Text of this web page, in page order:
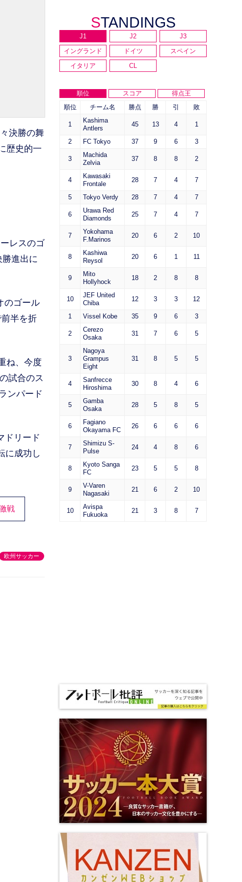
決勝の舞
歴史的一
レスのゴ
進出に
のゴール
半を折
ね、今度
試合のス
ンパード
ドリード
に成功し
戦
欧州サッカー
STANDINGS
J1 J2
J3
イングランド
ドイツ
スペイン
イタリア
CL
順位 スコア
得点王
順位
チーム名 勝点 勝 引 敗
1
Kashima
Antlers
45 13 4 1
2 FC Tokyo 37 9 6 3
3
Machida
Zelvia
37 8 8 2
4
Kawasaki
Frontale
28 7 4 7
5 Tokyo Verdy 28 7 4 7
6
Urawa Red
Diamonds
25 7 4 7
7
Yokohama
F.Marinos
20 6 2 10
8
Kashiwa
Reysol
20 6 1 11
9
Mito
Hollyhock
18 2 8 8
10
JEF United
Chiba
12 3 3 12
1 Vissel Kobe 35 9 6 3
2
Cerezo
Osaka
31 7 6 5
3
Nagoya
Grampus
Eight
31 8 5 5
4
Sanfrecce
Hiroshima
30 8 4 6
5
Gamba
Osaka
28 5 8 5
6
Fagiano
Okayama FC
26 6 6 6
7
Shimizu S-
Pulse
24 4 8 6
8
Kyoto Sanga
FC
23 5 5 8
9
V-Varen
Nagasaki
21 6 2 10
10
Avispa
Fukuoka
21 3 8 7